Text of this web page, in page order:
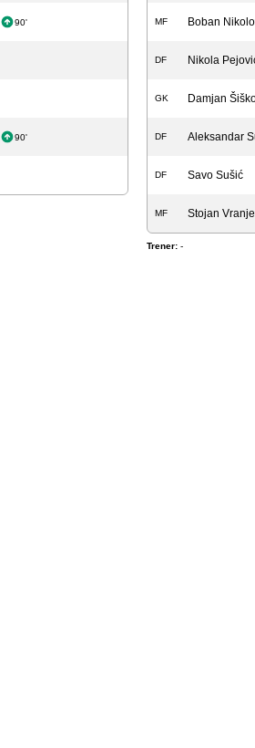
90'
90'
MF Boban
DF Nikola
GK Damjan
DF Aleksandar
DF Savo Sušić
MF Stojan
Trener: -